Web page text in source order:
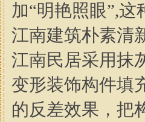
加“明艳照眼”,
江南建筑朴素清
江南民居采用抹
变形装饰构件填
的反差效果，把